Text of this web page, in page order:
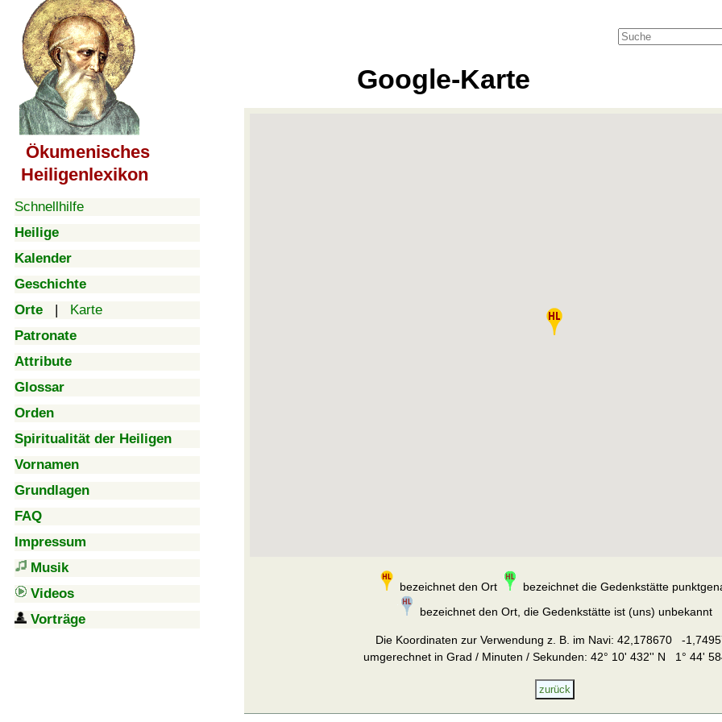
Ökumenisches
Heiligenlexikon
Schnellhilfe
Heilige
Kalender
Geschichte
Orte | Karte
Patronate
Attribute
Glossar
Orden
Spiritualität der Heiligen
Vornamen
Grundlagen
FAQ
Impressum
Musik
Videos
Vorträge
Google-Karte
bezeichnet den Ort
bezeichnet die Gedenkstätte
bezeichnet den Ort, die Gedenkstätte ist (uns) unbekannt
Die Koordinaten zur Verwendung z. B. im Navi: 42,178670 -
umgerechnet in Grad / Minuten / Sekunden: 42° 10' 432'' N 1° 44'